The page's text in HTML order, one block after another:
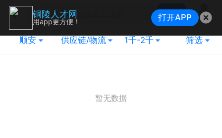
搜索
地图
顺安 供应链/物流 1千-2千 筛选
暂无数据
铜陵人才网
用app更方便！ 打开APP